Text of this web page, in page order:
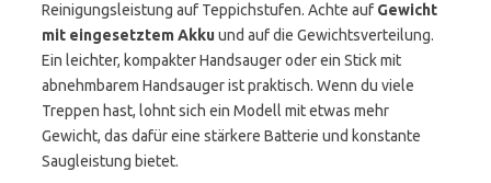
Reinigungsleistung auf Teppichstufen. Achte auf Gewicht
mit eingesetztem Akkuund auf die Gewichtsverteilung.
Ein leichter, kompakter Handsauger oder ein Stick mit
abnehmbarem Handsauger ist praktisch. Wenn du viele
Treppen hast, lohnt sich ein Modell mit etwas mehr
Gewicht, das dafür eine stärkere Batterie und konstante
Saugleistung bietet.